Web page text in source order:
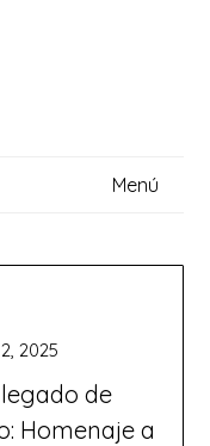
Menú
de
Homenaje a
2025